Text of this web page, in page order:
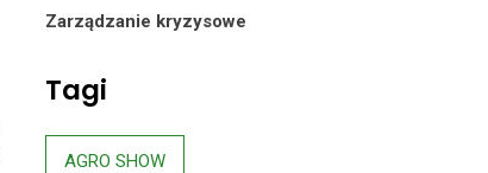
Zarządzanie kryzysowe
Tagi
AGRO SHOW